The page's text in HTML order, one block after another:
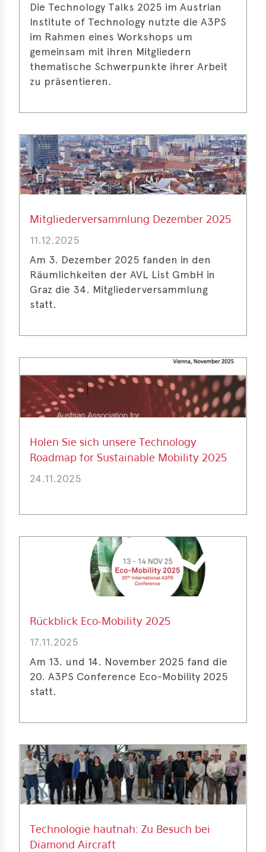
Die Technology Talks 2025 im Austrian
Institute of Technology nutzte die A3PS
im Rahmen eines Workshops um
gemeinsam mit ihren Mitgliedern
thematische Schwerpunkte ihrer Arbeit
zu präsentieren.
Mitgliederversammlung Dezember 2025
11.12.2025
Am 3. Dezember 2025 fanden in den
Räumlichkeiten der AVL List GmbH in
Graz die 34. Mitgliederversammlung
statt.
Holen Sie sich unsere Technology
Roadmap for Sustainable Mobility 2025
24.11.2025
Rückblick Eco-Mobility 2025
17.11.2025
Am 13. und 14. November 2025 fand die
20. A3PS Conference Eco-Mobility 2025
statt.
Technologie hautnah: Zu Besuch bei
Diamond Aircraft